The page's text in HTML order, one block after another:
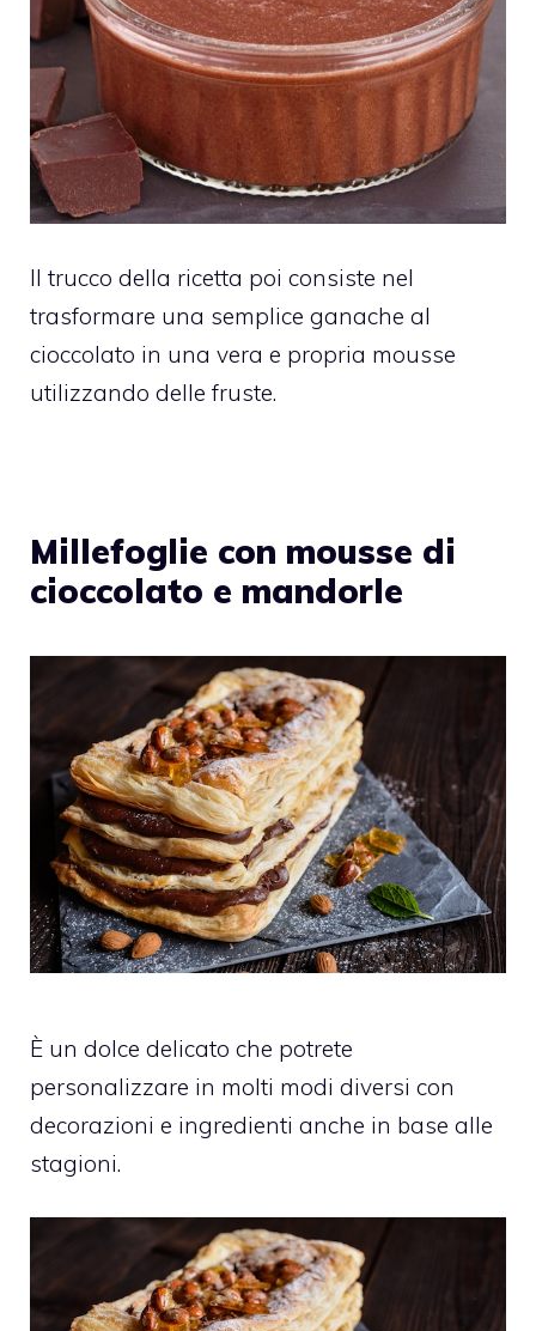
Il trucco della ricetta poi consiste nel
trasformare una semplice ganache al
cioccolato in una vera e propria mousse
utilizzando delle fruste.
Millefoglie con mousse di
cioccolato e mandorle
È un dolce delicato che potrete
personalizzare in molti modi diversi con
decorazioni e ingredienti anche in base alle
stagioni.